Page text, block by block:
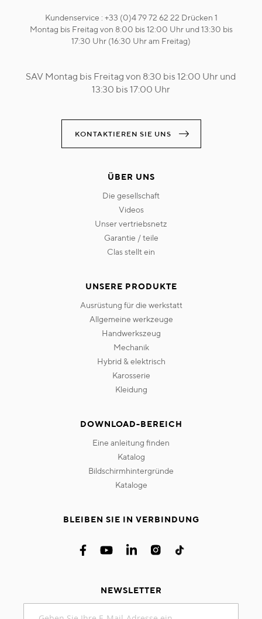
Kundenservice : +33 (0)4 79 72 62 22 Drücken 1
Montag bis Freitag von 8:00 bis 12:00 Uhr und 13:30 bis
17:30 Uhr (16:30 Uhr am Freitag)
SAV Montag bis Freitag von 8:30 bis 12:00 Uhr und
13:30 bis 17:00 Uhr
KONTAKTIEREN SIE UNS
ÜBER UNS
die gesellschaft
videos
unser vertriebsnetz
garantie / teile
clas stellt ein
UNSERE PRODUKTE
ausrüstung für die werkstatt
allgemeine werkzeuge
handwerkszeug
mechanik
hybrid & elektrisch
karosserie
kleidung
DOWNLOAD-BEREICH
eine anleitung finden
katalog
bildschirmhintergründe
kataloge
BLEIBEN SIE IN VERBINDUNG
NEWSLETTER